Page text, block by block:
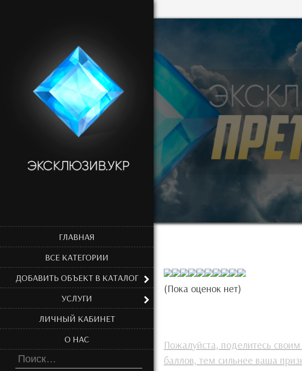
ГЛАВНАЯ
ВСЕ КАТЕГОРИИ
ДОБАВИТЬ ОБЪЕКТ В КАТАЛОГ
УСЛУГИ
ЛИЧНЫЙ КАБИНЕТ
О НАС
Найти:
(Пока оценок нет)
Пожалуйста, поделитесь
баллов, тем сильнее ваша